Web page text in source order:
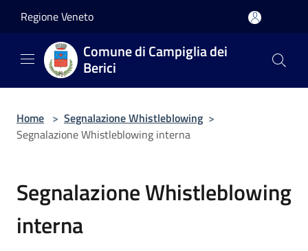
Regione Veneto
Comune di Campiglia dei
Berici
Home > Segnalazione Whistleblowing >
Segnalazione Whistleblowing interna
Segnalazione Whistleblowing
interna